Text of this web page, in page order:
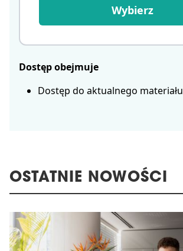
Wybierz
Dostęp obejmuje
Dostęp do aktualnego materiału
OSTATNIE NOWOŚCI